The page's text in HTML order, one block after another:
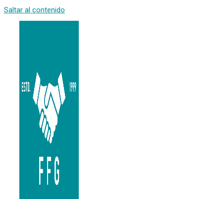
Saltar al contenido